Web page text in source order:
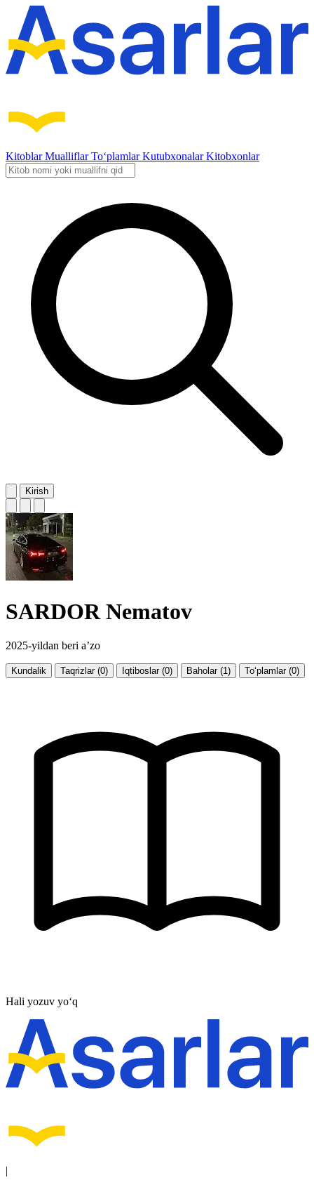
KitoblarMualliflarTo‘plamlarKutubxonalarKitobxonlar
Kirish
SARDOR Nematov
2025-yildan beri a’zo
Kundalik Taqrizlar (0) Iqtiboslar (0) Baholar (1) To‘plamlar (0)
Hali yozuv yo‘q
|